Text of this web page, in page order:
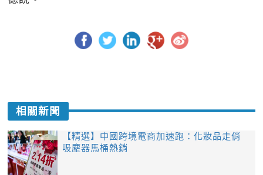
相關新聞
【精選】中國跨境電商加速跑：化妝品走俏
吸塵器馬桶熱銷